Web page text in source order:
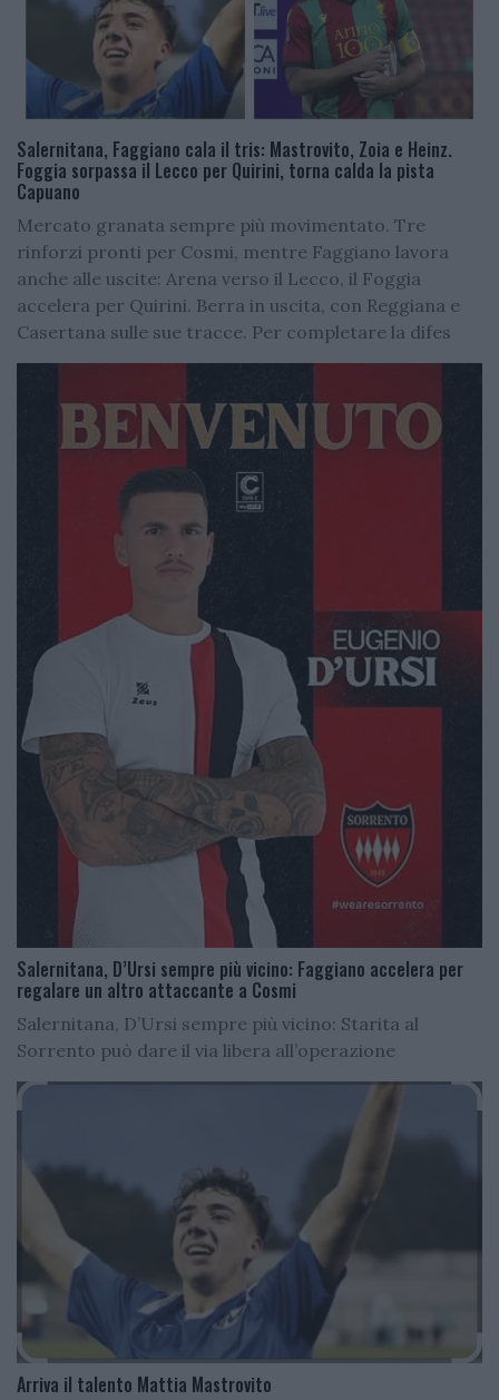
Salernitana, Faggiano cala il tris: Mastrovito, Zoia e Heinz.
Foggia sorpassa il Lecco per Quirini, torna calda la pista
Capuano
Mercato granata sempre più movimentato. Tre
rinforzi pronti per Cosmi, mentre Faggiano lavora
anche alle uscite: Arena verso il Lecco, il Foggia
accelera per Quirini. Berra in uscita, con Reggiana e
Casertana sulle sue tracce. Per completare la difes
Salernitana, D’Ursi sempre più vicino: Faggiano accelera per
regalare un altro attaccante a Cosmi
Salernitana, D’Ursi sempre più vicino: Starita al
Sorrento può dare il via libera all’operazione
Arriva il talento Mattia Mastrovito